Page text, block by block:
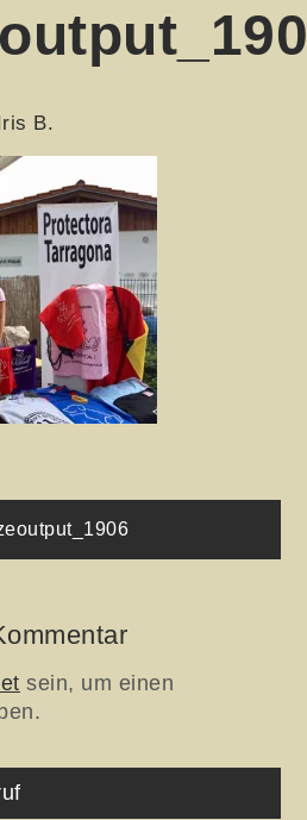
Iris B.
sein, um einen